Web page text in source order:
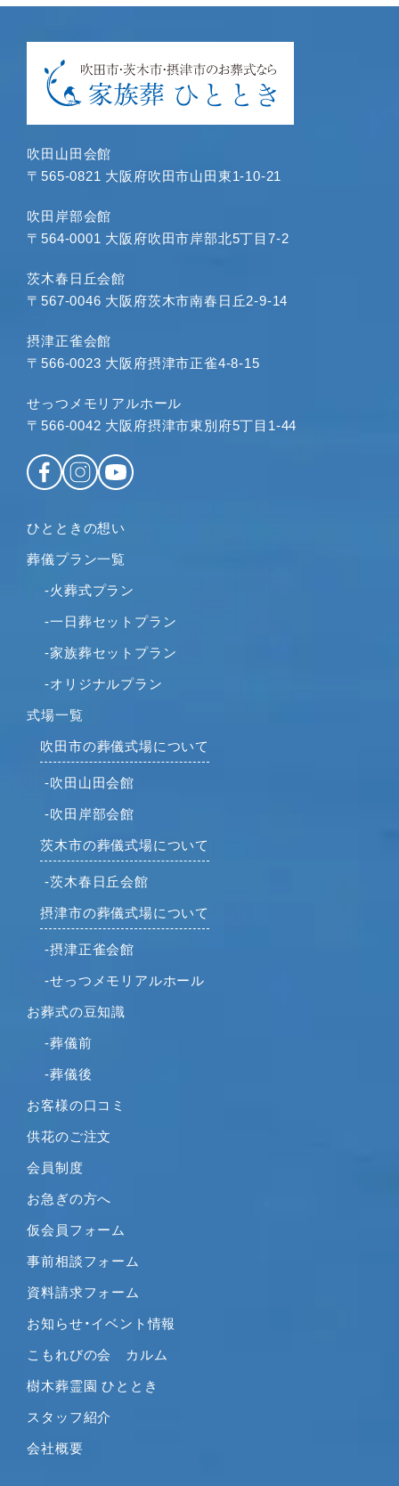
2024年7月
2024年5月
2024年4月
2024年3月
2023年12月
2023年11月
2023年10月
2023年9月
2023年7月
2023年6月
2023年5月
2023年4月
2023年2月
2023年1月
2022年12月
2022年11月
2022年9月
2022年8月
2022年7月
2022年5月
2022年4月
2022年2月
2022年1月
2021年11月
2021年10月
2021年9月
2021年6月
2021年5月
2021年4月
2021年3月
2021年2月
2021年1月
2020年10月
2020年9月
2020年8月
2020年5月
2020年4月
2020年3月
2019年12月
2019年11月
2019年10月
2019年7月
吹田山田会館
〒565-0821 大阪府吹田市山田東1-10-21
吹田岸部会館
〒564-0001 大阪府吹田市岸部北5丁目7-2
茨木春日丘会館
〒567-0046 大阪府茨木市南春日丘2-9-14
摂津正雀会館
〒566-0023 大阪府摂津市正雀4-8-15
せっつメモリアルホール
〒566-0042 大阪府摂津市東別府5丁目1-44
ひとときの想い
葬儀プラン一覧
-火葬式プラン
-一日葬セットプラン
-家族葬セットプラン
-オリジナルプラン
式場一覧
吹田市の葬儀式場について
-吹田山田会館
-吹田岸部会館
茨木市の葬儀式場について
-茨木春日丘会館
摂津市の葬儀式場について
-摂津正雀会館
-せっつメモリアルホール
お葬式の豆知識
-葬儀前
-葬儀後
お客様の口コミ
供花のご注文
会員制度
お急ぎの方へ
仮会員フォーム
事前相談フォーム
資料請求フォーム
お知らせ・イベント情報
こもれびの会 カルム
樹木葬霊園 ひととき
スタッフ紹介
会社概要